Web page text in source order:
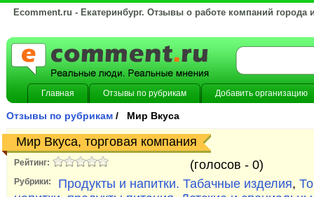
Ecomment.ru - Екатеринбург. Отзывы о работе компаний города
Главная Отзывы по рубрикам Добавить организацию
Отзывы по рубрикам / Мир Вкуса
Мир Вкуса, торговая компания
Рейтинг: (голосов - 0)
Рубрики: Продукты и напитки. Табачные изделия,